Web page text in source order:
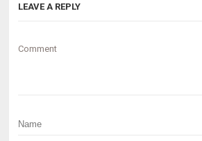
LEAVE A REPLY
Comment